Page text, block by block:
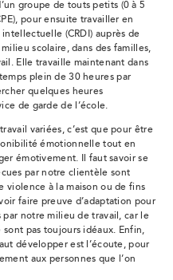
groupe de touts petits (0 à 5
pour ensuite travailler en
(CRDI) auprès de
scolaire, dans des familles,
Elle travaille maintenant dans
plein de 30 heures par
quelques heures
de garde de l’école.
variées, c’est que pour être
émotionnelle tout en
émotivement. Il faut savoir se
par notre clientèle sont
violence à la maison ou de fins
faire preuve d’adaptation pour
notre milieu de travail, car le
pas toujours idéaux. Enfin,
développer est l’écoute, pour
aux personnes que l’on